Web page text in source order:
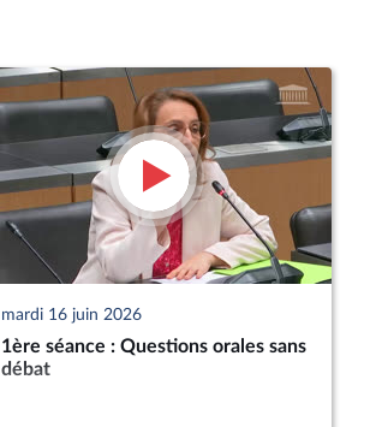
mardi 16 juin 2026
1ère séance : Questions orales sans
débat